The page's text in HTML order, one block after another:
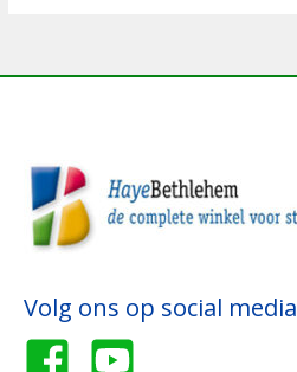
Volg ons op social media